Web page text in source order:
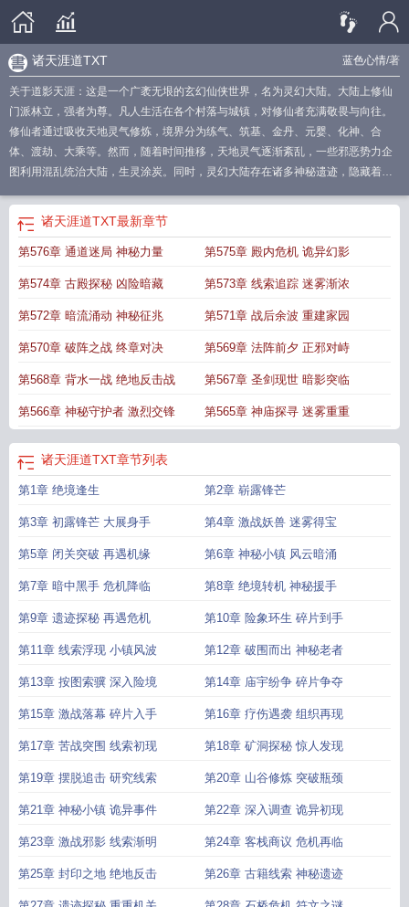
蓝色心情/著
诸天涯道TXT
关于道影天涯：这是一个广袤无垠的玄幻仙侠世界，名为灵幻大陆。大陆上修仙
门派林立，强者为尊。凡人生活在各个村落与城镇，对修仙者充满敬畏与向往。
修仙者通过吸收天地灵气修炼，境界分为练气、筑基、金丹、元婴、化神、合
体、渡劫、大乘等。然而，随着时间推移，天地灵气逐渐紊乱，一些邪恶势力企
图利用混乱统治大陆，生灵涂炭。同时，灵幻大陆存在诸多神秘遗迹，隐藏着强
天涯道祖阅读 天涯道祖免费阅读
天涯道TXT
之动天涯道祖全文阅读天涯道主 天涯道之动大结局天涯道祖天涯道之洞
百科
天涯道君子 天涯道祖作者是谁 天涯棋道创始人天涯道之劫天涯道之动作
者道不尽当年 天涯天涯道之动介绍 极道家族 天涯诸天涯道天涯道祖好看
诸天涯道TXT最新章节
第576章 通道迷局 神秘力量 第575章 殿内危机 诡异幻影
第574章 古殿探秘 凶险暗藏 第573章 线索追踪 迷雾渐浓
第572章 暗流涌动 神秘征兆 第571章 战后余波 重建家园
第570章 破阵之战 终章对决 第569章 法阵前夕 正邪对峙
第568章 背水一战 绝地反击战 第567章 圣剑现世 暗影突临
第566章 神秘守护者 激烈交锋 第565章 神庙探寻 迷雾重重
诸天涯道TXT章节列表
第1章 绝境逢生 第2章 崭露锋芒
第3章 初露锋芒 大展身手 第4章 激战妖兽 迷雾得宝
第5章 闭关突破 再遇机缘 第6章 神秘小镇 风云暗涌
第7章 暗中黑手 危机降临 第8章 绝境转机 神秘援手
第9章 遗迹探秘 再遇危机 第10章 险象环生 碎片到手
第11章 线索浮现 小镇风波 第12章 破围而出 神秘老者
第13章 按图索骥 深入险境 第14章 庙宇纷争 碎片争夺
第15章 激战落幕 碎片入手 第16章 疗伤遇袭 组织再现
第17章 苦战突围 线索初现 第18章 矿洞探秘 惊人发现
第19章 摆脱追击 研究线索 第20章 山谷修炼 突破瓶颈
第21章 神秘小镇 诡异事件 第22章 深入调查 诡异初现
第23章 激战邪影 线索渐明 第24章 客栈商议 危机再临
第25章 封印之地 绝地反击 第26章 古籍线索 神秘遗迹